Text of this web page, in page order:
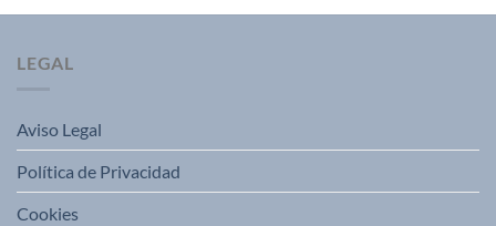
LEGAL
Aviso Legal
Política de Privacidad
Cookies